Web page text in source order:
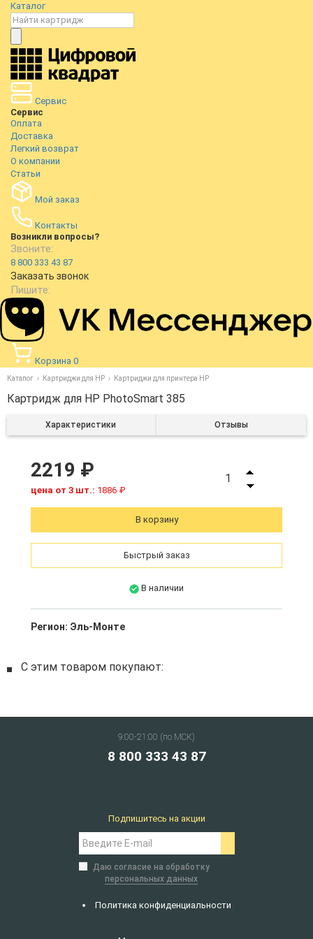
Каталог
Сервис
Сервис
Оплата
Доставка
Легкий возврат
О компании
Статьи
Мой заказ
Контакты
Возникли вопросы?
Звоните:
8 800 333 43 87
Заказать звонок
Пишите:
Корзина 0
Каталог Картриджи для HP Картриджи для принтера HP
Картридж для HP PhotoSmart 385
Характеристики Отзывы
2219 ₽
цена от 3 шт.: 1886 ₽
1
В корзину
Быстрый заказ
В наличии
Регион: Эль-Монте
С этим товаром покупают:
9:00-21:00 (по МСК)
8 800 333 43 87
Политика конфиденциальности
Подпишитесь на акции
Даю согласие на обработку
персональных данных